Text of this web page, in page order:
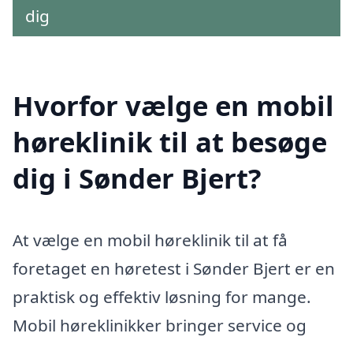
dig
Hvorfor vælge en mobil
høreklinik til at besøge
dig i Sønder Bjert?
At vælge en mobil høreklinik til at få
foretaget en høretest i Sønder Bjert er en
praktisk og effektiv løsning for mange.
Mobil høreklinikker bringer service og